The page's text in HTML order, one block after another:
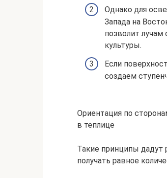
Однако для
Запада на
позволит
культуры.
Если
создаем
Ориентация по
в теплице
Такие принципы дадут
получать равное